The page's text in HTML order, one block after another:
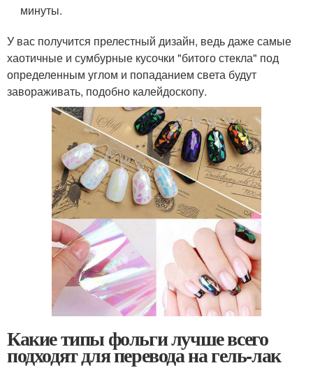
минуты.
У вас получится прелестный дизайн, ведь даже самые
хаотичные и сумбурные кусочки "битого стекла" под
определенным углом и попаданием света будут
завораживать, подобно калейдоскопу.
Какие типы фольги лучше всего
подходят для перевода на гель-лак